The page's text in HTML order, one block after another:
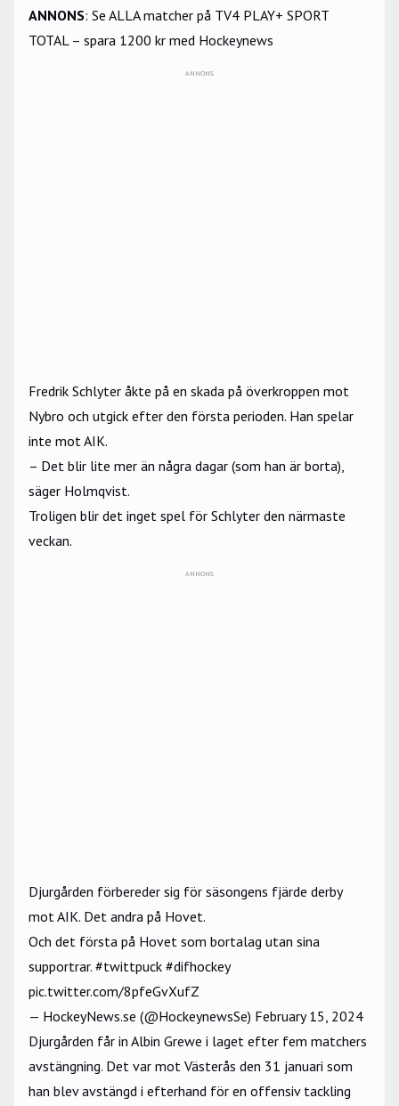
ANNONS: Se ALLA matcher på TV4 PLAY+ SPORT
TOTAL – spara 1200 kr med Hockeynews
ANNONS
Fredrik Schlyter åkte på en skada på överkroppen mot
Nybro och utgick efter den första perioden. Han spelar
inte mot AIK.
– Det blir lite mer än några dagar (som han är borta),
säger Holmqvist.
Troligen blir det inget spel för Schlyter den närmaste
veckan.
ANNONS
Djurgården förbereder sig för säsongens fjärde derby
mot AIK. Det andra på Hovet.
Och det första på Hovet som bortalag utan sina
supportrar. #twittpuck #difhockey
pic.twitter.com/8pfeGvXufZ
— HockeyNews.se (@HockeynewsSe) February 15, 2024
Djurgården får in Albin Grewe i laget efter fem matchers
avstängning. Det var mot Västerås den 31 januari som
han blev avstängd i efterhand för en offensiv tackling